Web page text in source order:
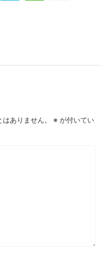
ありません。 ※ が付いてい